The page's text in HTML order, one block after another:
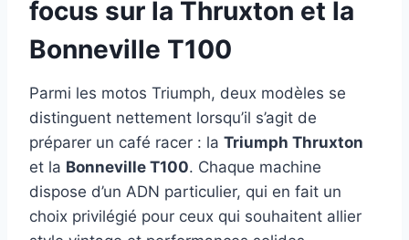
focus sur la Thruxton et la
Bonneville T100
Parmi les motos Triumph, deux modèles se
distinguent nettement lorsqu’il s’agit de
préparer un café racer : la Triumph Thruxton
et la Bonneville T100. Chaque machine
dispose d’un ADN particulier, qui en fait un
choix privilégié pour ceux qui souhaitent allier